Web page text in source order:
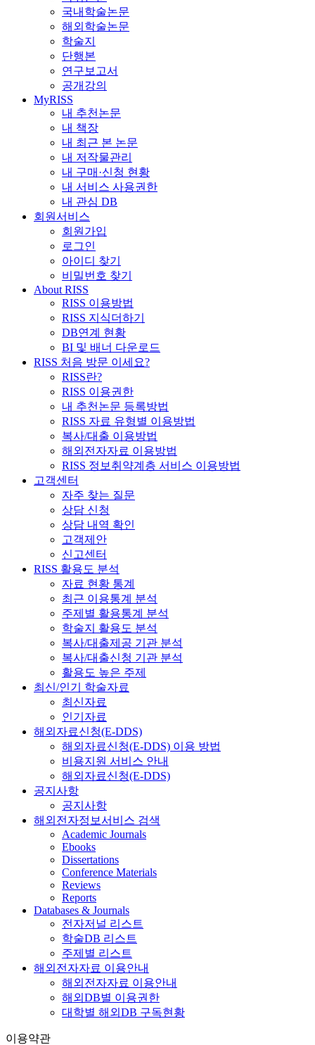
국내학술논문
해외학술논문
학술지
단행본
연구보고서
공개강의
MyRISS
내 추천논문
내 책장
내 최근 본 논문
내 저작물관리
내 구매·신청 현황
내 서비스 사용권한
내 관심 DB
회원서비스
회원가입
로그인
아이디 찾기
비밀번호 찾기
About RISS
RISS 이용방법
RISS 지식더하기
DB연계 현황
BI 및 배너 다운로드
RISS 처음 방문 이세요?
RISS란?
RISS 이용권한
내 추천논문 등록방법
RISS 자료 유형별 이용방법
복사/대출 이용방법
해외전자자료 이용방법
RISS 정보취약계층 서비스 이용방법
고객센터
자주 찾는 질문
상담 신청
상담 내역 확인
고객제안
신고센터
RISS 활용도 분석
자료 현황 통계
최근 이용통계 분석
주제별 활용통계 분석
학술지 활용도 분석
복사/대출제공 기관 분석
복사/대출신청 기관 분석
활용도 높은 주제
최신/인기 학술자료
최신자료
인기자료
해외자료신청(E-DDS)
해외자료신청(E-DDS) 이용 방법
비용지원 서비스 안내
해외자료신청(E-DDS)
공지사항
공지사항
해외전자정보서비스 검색
Academic Journals
Ebooks
Dissertations
Conference Materials
Reviews
Reports
Databases & Journals
전자저널 리스트
학술DB 리스트
주제별 리스트
해외전자자료 이용안내
해외전자자료 이용안내
해외DB별 이용권한
대학별 해외DB 구독현황
이용약관